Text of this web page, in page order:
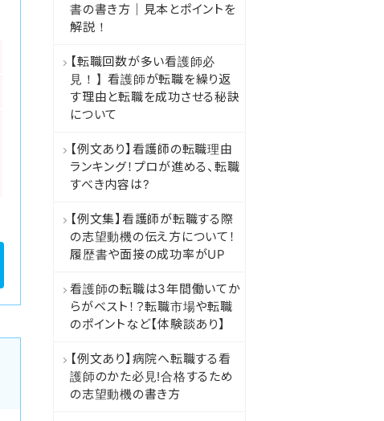
書の書き方｜見本とポイントを
解説！
【転職回数が多い看護師必
見！】看護師が転職を繰り返
す理由と転職を成功させる秘訣
について
【例文あり】看護師の転職理由
ランキング！プロが進める、転職
すべき内容は?
【例文集】看護師が転職する際
の志望動機の伝え方について！
履歴書や面接の成功率がUP
看護師の転職は3年間働いてか
らがベスト！？転職市場や転職
のポイントなど【体験談あり】
【例文あり】病院へ転職する看
護師のかた必見!合格するため
の志望動機の書き方